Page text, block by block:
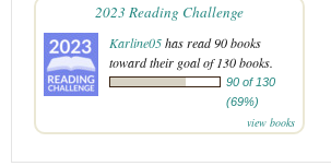
2023 Reading Challenge
Karline05has read 90 books
toward their goal of 130 books.
90 of 130
(69%)
view books